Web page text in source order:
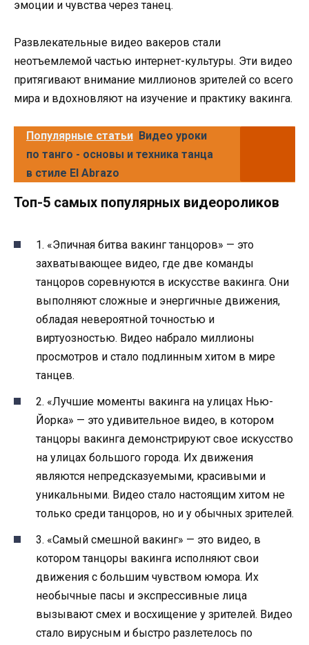
эмоции и чувства через танец.
Развлекательные видео вакеров стали
неотъемлемой частью интернет-культуры. Эти видео
притягивают внимание миллионов зрителей со всего
мира и вдохновляют на изучение и практику вакинга.
Популярные статьи Видео уроки
по танго - основы и техника танца
в стиле El Abrazo
Топ-5 самых популярных видеороликов
1. «Эпичная битва вакинг танцоров» — это
захватывающее видео, где две команды
танцоров соревнуются в искусстве вакинга. Они
выполняют сложные и энергичные движения,
обладая невероятной точностью и
виртуозностью. Видео набрало миллионы
просмотров и стало подлинным хитом в мире
танцев.
2. «Лучшие моменты вакинга на улицах Нью-
Йорка» — это удивительное видео, в котором
танцоры вакинга демонстрируют свое искусство
на улицах большого города. Их движения
являются непредсказуемыми, красивыми и
уникальными. Видео стало настоящим хитом не
только среди танцоров, но и у обычных зрителей.
3. «Самый смешной вакинг» — это видео, в
котором танцоры вакинга исполняют свои
движения с большим чувством юмора. Их
необычные пасы и экспрессивные лица
вызывают смех и восхищение у зрителей. Видео
стало вирусным и быстро разлетелось по